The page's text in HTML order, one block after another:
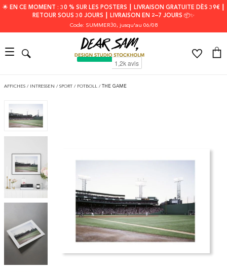
🌟 EN CE MOMENT : 30 % SUR LES POSTERS ┃ LIVRAISON GRATUITE DÈS 39€ ┃
RETOUR SOUS 30 JOURS ┃ LIVRAISON EN 2–7 JOURS 📦✨
Code: SUMMER30, jusqu'au 06/08
AFFICHES / INTRESSEN / SPORT / FOTBOLL / THE GAME